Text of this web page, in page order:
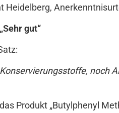
gut“
noch
Produkt „Butylphenyl